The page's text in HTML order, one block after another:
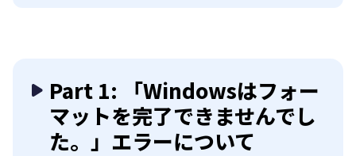
Part 1: 「Windowsはフォー
マットを完了できませんでし
た。」エラーについて